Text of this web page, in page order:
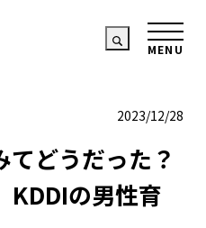
2023/12/28
どうだった？
KDDIの男性育